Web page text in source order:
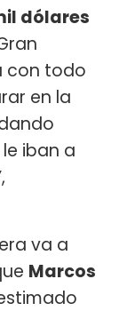
dólares
con todo
en la
iban a
va a
Marcos